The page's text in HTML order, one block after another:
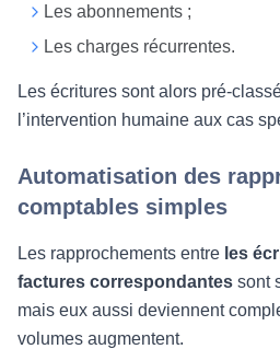
Les abonnements ;
Les charges récurrentes.
Les écritures sont alors pré-
l’intervention humaine aux cas
Automatisation des
comptables simples
Les rapprochements entre les
factures correspondantes sont
mais eux aussi deviennent
volumes augmentent.